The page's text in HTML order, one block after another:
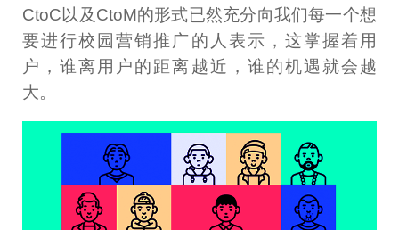
CtoC以及CtoM的形式已然充分向我们每一个想
要进行校园营销推广的人表示，这掌握着用
户，谁离用户的距离越近，谁的机遇就会越
大。